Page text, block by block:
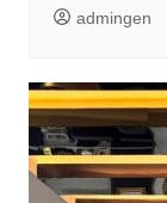
admingen